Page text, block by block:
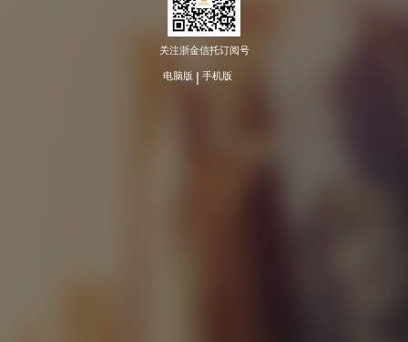
关注浙金信托订阅号
电脑版 | 手机版